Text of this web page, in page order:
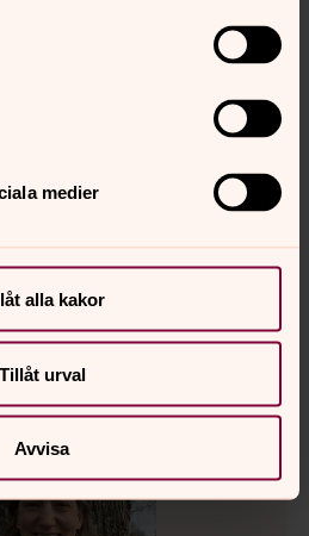
medier
alla kakor
Tillåt urval
Avvisa